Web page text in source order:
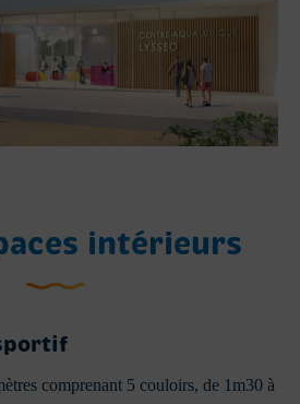
intérieurs
comprenant 5 couloirs, de 1m30 à